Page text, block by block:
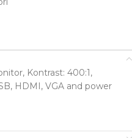
Kontrast: 400:1,
HDMI, VGA and power